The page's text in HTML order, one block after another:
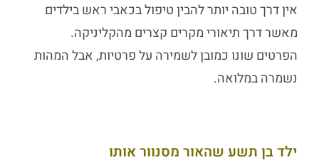
אין דרך טובה יותר להבין טיפול בכאבי ראש בילדים
מאשר דרך תיאורי מקרים קצרים מהקליניקה.
הפרטים שונו כמובן לשמירה על פרטיות, אבל המהות
נשמרה במלואה.
ילד בן תשע שהאור מסנוור אותו